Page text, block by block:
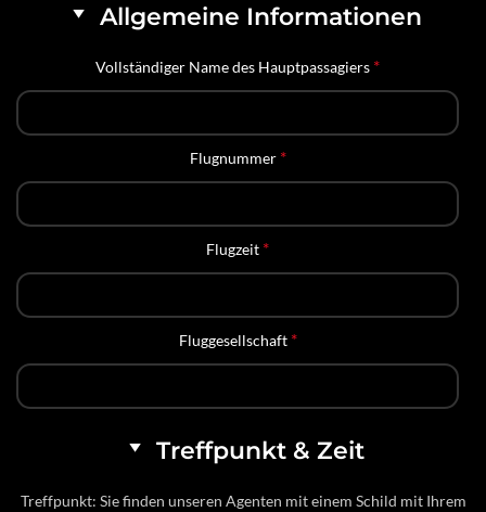
Allgemeine Informationen
Vollständiger Name des Hauptpassagiers *
Flugnummer *
Flugzeit *
Fluggesellschaft *
Treffpunkt & Zeit
Treffpunkt: Sie finden unseren Agenten mit einem Schild mit Ihrem